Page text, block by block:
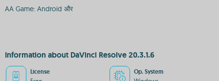
AA Game: Android और
Information about DaVinci Resolve 20.3.1.6
License Op. System